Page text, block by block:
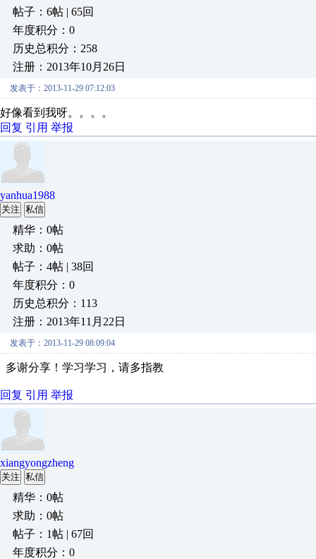
帖子：6帖 | 65回
年度积分：0
历史总积分：258
注册：2013年10月26日
发表于：2013-11-29 07:12:03
好像看到我呀。。。。
回复 引用 举报
yanhua1988
关注 私信
精华：0帖
求助：0帖
帖子：4帖 | 38回
年度积分：0
历史总积分：113
注册：2013年11月22日
发表于：2013-11-29 08:09:04
多谢分享！学习学习，请多指教
回复 引用 举报
xiangyongzheng
关注 私信
精华：0帖
求助：0帖
帖子：1帖 | 67回
年度积分：0